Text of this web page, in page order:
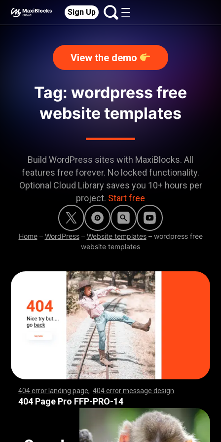
Sign Up
View the demo
Tag: wordpress free
website templates
Build WordPress sites with MaxiBlocks. All
features free forever. No locked functionality.
Optional Cloud Library saves you 10+ hours per
project. Start free
Home– WordPress– Website templates– wordpress free
website templates
404 error landing page ,404 error message design
,,,,,,,,,,,,,,,,,,,,,,,, ,,,,,,,,,,,,,,,,,,,,,,,,,,,,
,,,,,,,,,,,,,,,,,,,,,,,, ,,,,,,,,,,,,,,,,,,,,,,,,,,,,
,,,,,,,,,,,,,,,,,,,,,,,, ,,,,,,,,,,,,,,,,,,,,,,,,,,,,
,,,,,,,,,,,,,,,,,,,,,,,, ,,,,,,,,,,,,,,,,,,,,,,,,,,,,
,,,,,,,,,,,,,,,,,,,,,,,, ,,,,,,,,,,,,,,,,,,,,,,,,,,,,
,,,,,,,,,,,,,,,,,,,,,,,, ,,,,,,,,,,,,,,,,,,,,,,,,,,,,
,,,,,,,,,,,,,,,,,,,,,,,, ,,,,,,,,,,,,,,,,,,,,,,,,,,,,
,,,,,,,,,,,,,,,,,,,,,,,, ,,,,,,,,,,,,,,,,,,,,,,,,,,,,
404 Page Pro FFP-PRO-14